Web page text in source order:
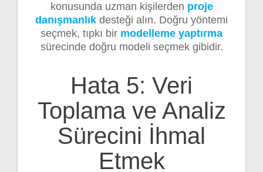
konusunda uzman kişilerden proje
danışmanlık desteği alın. Doğru yöntemi
seçmek, tıpkı bir modelleme yaptırma
sürecinde doğru modeli seçmek gibidir.
Hata 5: Veri
Toplama ve Analiz
Sürecini İhmal
Etmek